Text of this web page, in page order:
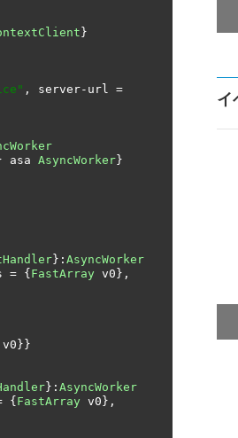
}
, server- url =
asa AsyncWorker }
}: AsyncWorker
= { FastArray v0 },
v0 }}
}: AsyncWorker
{ FastArray v0 },
イ